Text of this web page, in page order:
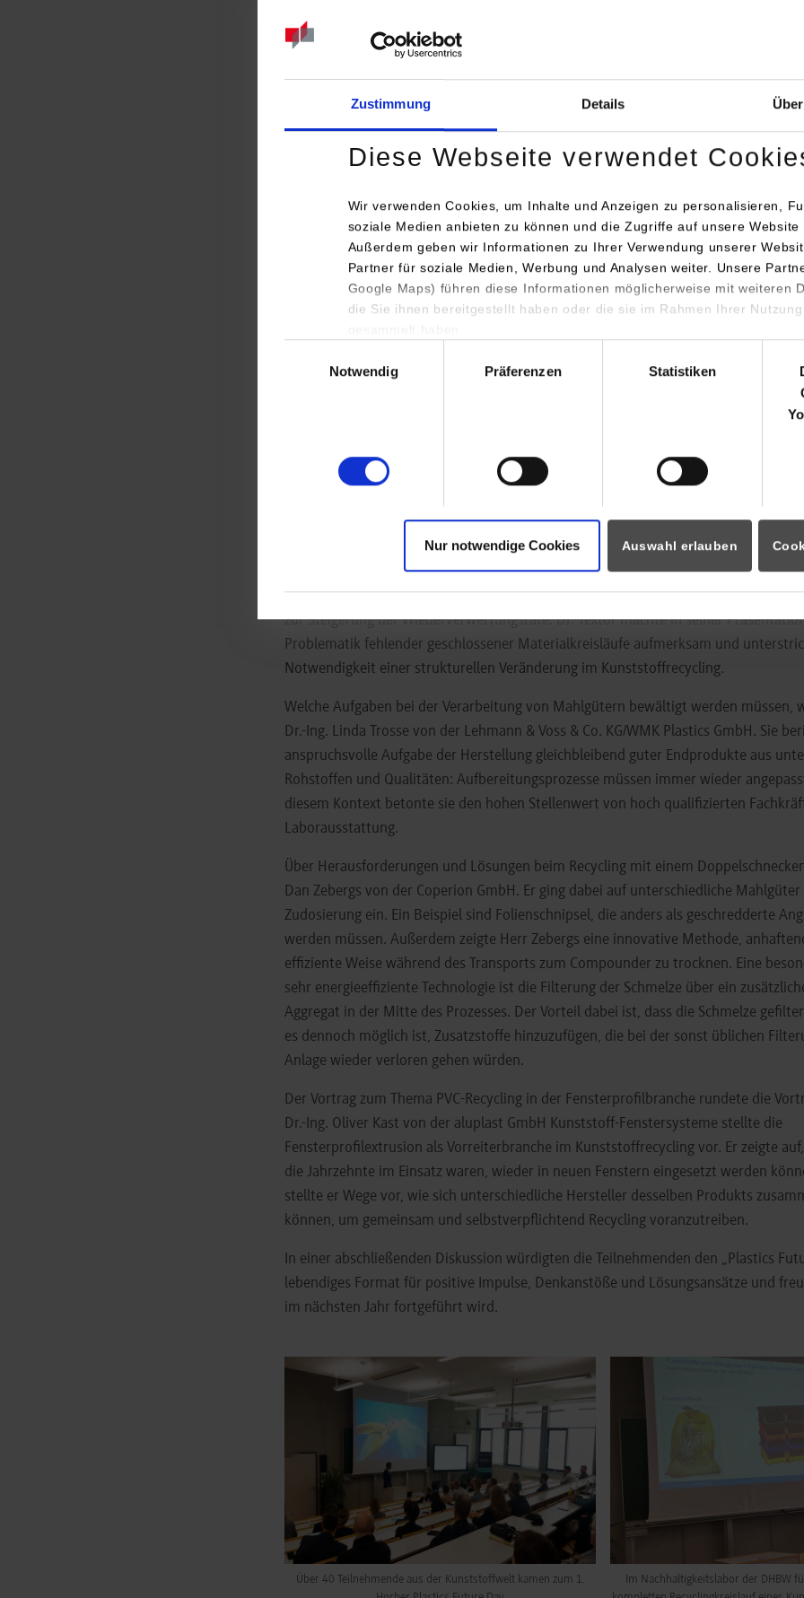
Zustimmung Details
Diese Webseite verwendet
Wir verwenden Cookies, um Inhalte und Anzeigen zu personalisieren,
soziale Medien anbieten zu können und die Zugriffe auf unsere Website
Außerdem geben wir Informationen zu Ihrer Verwendung unserer
Partner für soziale Medien, Werbung und Analysen weiter. Unsere
Google Maps) führen diese Informationen möglicherweise mit weiteren
die Sie ihnen bereitgestellt haben oder die sie im Rahmen Ihrer
Notwendig
Präferenzen Statistiken
Nur notwendige Cookies Auswahl erlauben
Epple stellte das Nachhaltigkeitslabor der DHBW vor: Hier führen Studierende den
Recyclingkreislauf eines Kunststoffprodukts durch – vom Gelben Sack bis zur neuen
Sind Kunststoffe Lösungen in der Klimakrise? Den letzten Punkt seiner
Einkapselung von Solarzellen.
Über aktuelle Themen und Herausforderungen beim Recycling von Kunststoffen
Vertreterinnen und Vertreter namhafter Unternehmen in anschaulichen Vorträgen.
Kunststoffrecycling ist das „neue Normal“! Darüber referierte Monica Harting von
GmbH & Co. KG. Technologieentwicklungen gibt es immer dann, wenn der Markt
entstehendes Produkt fordert. Herausragend ist die Innovation, die eine nahezu
KI-gestützte Sortierung zur Maximierung der Recyclatqualität ermöglicht. In einer
vollautomatisierten Sortieranlage können Kunststoffabfälle nicht nur nach Sorte,
Farbe und weiteren Eigenschaften sortiert werden. Die höhere Sortierqualität
Produktqualität deutlich. Politische Vorgaben sind ein wichtiger Treiber der
Recycling-Expertin wies darauf hin, dass Qualitätseigenschaften der sortierten
eingehalten werden, der geforderte Nachweis aber mit hohem Prüfaufwand
Experts GmbH auf eine zu geringe Unterstützung von politischer Seite und zu
Recyclingquoten zurück. Ungeachtet des bedeutenden Recycling-Potenzials stellt er
zwischen der verarbeiteten Kunststoffmenge und dem tatsächlich recycelten
Maßnahmen sind die Förderung von „Design-for-Recycling“ und die Verbesserung
zur Steigerung der Wiederverwertungsrate. Dr. Textor machte in seiner
Problematik fehlender geschlossener Materialkreisläufe aufmerksam und
Notwendigkeit einer strukturellen Veränderung im Kunststoffrecycling.
Welche Aufgaben bei der Verarbeitung von Mahlgütern bewältigt werden müssen,
Dr.-Ing. Linda Trosse von der Lehmann & Voss & Co. KG/WMK Plastics GmbH. Sie
anspruchsvolle Aufgabe der Herstellung gleichbleibend guter Endprodukte aus
Rohstoffen und Qualitäten: Aufbereitungsprozesse müssen immer wieder
diesem Kontext betonte sie den hohen Stellenwert von hoch qualifizierten
Laborausstattung.
Über Herausforderungen und Lösungen beim Recycling mit einem
Dan Zebergs von der Coperion GmbH. Er ging dabei auf unterschiedliche
Zudosierung ein. Ein Beispiel sind Folienschnipsel, die anders als geschredderte
werden müssen. Außerdem zeigte Herr Zebergs eine innovative Methode,
effiziente Weise während des Transports zum Compounder zu trocknen. Eine
sehr energieeffiziente Technologie ist die Filterung der Schmelze über ein
Aggregat in der Mitte des Prozesses. Der Vorteil dabei ist, dass die Schmelze
es dennoch möglich ist, Zusatzstoffe hinzuzufügen, die bei der sonst üblichen
Anlage wieder verloren gehen würden.
Der Vortrag zum Thema PVC-Recycling in der Fensterprofilbranche rundete die
Dr.-Ing. Oliver Kast von der aluplast GmbH Kunststoff-Fenstersysteme stellte die
Fensterprofilextrusion als Vorreiterbranche im Kunststoffrecycling vor. Er zeigte
die Jahrzehnte im Einsatz waren, wieder in neuen Fenstern eingesetzt werden
stellte er Wege vor, wie sich unterschiedliche Hersteller desselben Produkts
können, um gemeinsam und selbstverpflichtend Recycling voranzutreiben.
In einer abschließenden Diskussion würdigten die Teilnehmenden den „Plastics
lebendiges Format für positive Impulse, Denkanstöße und Lösungsansätze und
im nächsten Jahr fortgeführt wird.
Show larger version for:
Über 40 Teilnehmende aus der Kunststoffwelt kamen zum 1.
Im Nachhaltigkeitslabor der DHBW